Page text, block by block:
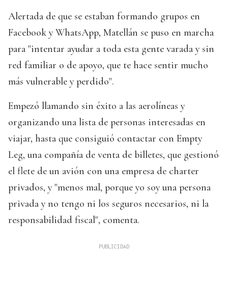
Alertada de que se estaban formando grupos en
Facebook y WhatsApp, Matellán se puso en marcha
para "intentar ayudar a toda esta gente varada y sin
red familiar o de apoyo, que te hace sentir mucho
más vulnerable y perdido".
Empezó llamando sin éxito a las aerolíneas y
organizando una lista de personas interesadas en
viajar, hasta que consiguió contactar con Empty
Leg, una compañía de venta de billetes, que gestionó
el flete de un avión con una empresa de charter
privados, y "menos mal, porque yo soy una persona
privada y no tengo ni los seguros necesarios, ni la
responsabilidad fiscal", comenta.